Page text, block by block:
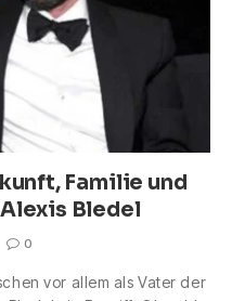
Familie und
Bledel
0
vor allem als Vater der